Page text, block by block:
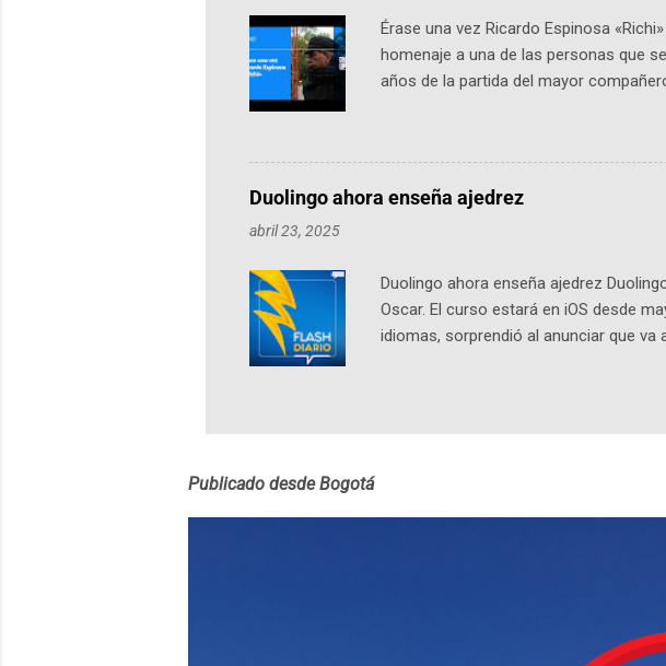
Érase una vez Ricardo Espinosa
homenaje a una de las personas que
años de la partida del mayor
podcast, de dónde viene "la fuerza
nuestro protagonista: un personaje de
Notas del episodio: -La colección
pueden consultar en la Biblioteca Luis
Duolingo ahora enseña ajedrez
abril 23, 2025
Duolingo ahora enseña ajedrez
Oscar. El curso estará en iOS desde
idiomas, sorprendió al anunciar que va
estará disponible primero en inglés.
personajes simpáticos y ayudas
Publicado desde Bogotá